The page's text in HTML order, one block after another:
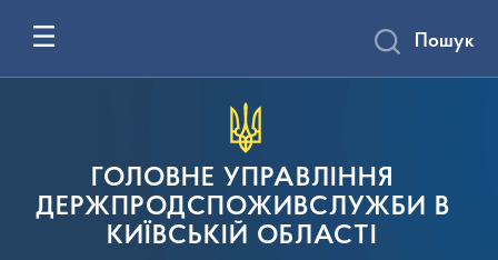
ГОЛОВНЕ УПРАВЛІННЯ
ДЕРЖПРОДСПОЖИВСЛУЖБИ В
КИЇВСЬКІЙ ОБЛАСТІ
Пошук